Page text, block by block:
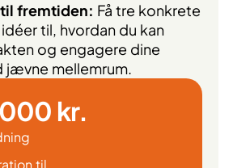
fremtiden: Få tre konkrete
til, hvordan du kan
og engagere dine
jævne mellemrum.
kr.
til